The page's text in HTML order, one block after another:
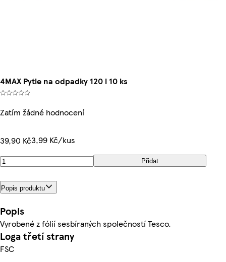
4MAX Pytle na odpadky 120 l 10 ks
Zatím žádné hodnocení
39,90 Kč3,99 Kč/kus
Přidat
Popis produktu
Popis
Vyrobené z fólií sesbíraných společností Tesco.
Loga třetí strany
FSC